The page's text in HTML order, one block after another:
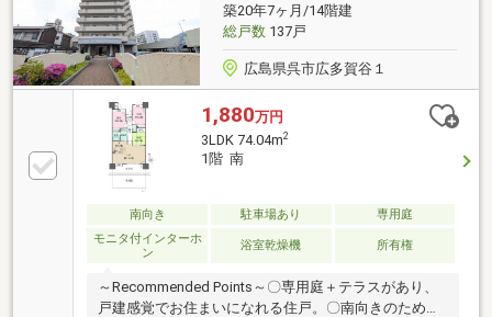
築20年7ヶ月/14階建
総戸数137戸
広島県呉市広多賀谷１
1,880万円
3LDK 74.04m2
1階 南
南向き 駐車場あり
専用庭
モニタ付インターホ
ン
浴室乾燥機 所有権
～Recommended Points～〇専用庭＋テラスがあり、
戸建感覚でお住まいになれる住戸。〇南向きのため、